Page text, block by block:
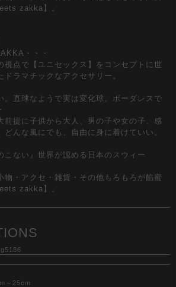
zakka】。
・・・
視点で【ユニセックス】をコンセプトに世
ラマチックなアクセサリー。
。直球なようで実は変化球。ボーダレスで
前提に子供から大人、男の子や女の子、感
んな風にでも、自由に身に着けていい。
こない』世界が認める日本のスウィー
物・アクセ・雑貨・その他もろもろが餡蜜
zakka】。
～25cm